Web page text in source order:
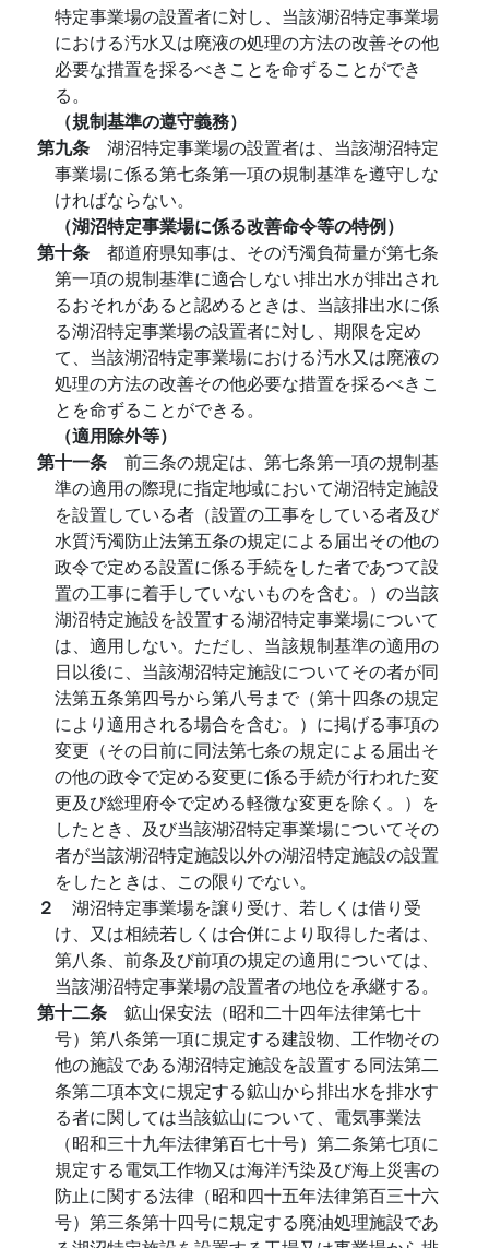
特定事業場の設置者に対し、当該湖沼特定事業場
における汚水又は廃液の処理の方法の改善その他
必要な措置を採るべきことを命ずることができ
る。
（規制基準の遵守義務）
第九条 湖沼特定事業場の設置者は、当該湖沼特定
事業場に係る第七条第一項の規制基準を遵守しな
ければならない。
（湖沼特定事業場に係る改善命令等の特例）
第十条 都道府県知事は、その汚濁負荷量が第七条
第一項の規制基準に適合しない排出水が排出され
るおそれがあると認めるときは、当該排出水に係
る湖沼特定事業場の設置者に対し、期限を定め
て、当該湖沼特定事業場における汚水又は廃液の
処理の方法の改善その他必要な措置を採るべきこ
とを命ずることができる。
（適用除外等）
第十一条 前三条の規定は、第七条第一項の規制基
準の適用の際現に指定地域において湖沼特定施設
を設置している者（設置の工事をしている者及び
水質汚濁防止法第五条の規定による届出その他の
政令で定める設置に係る手続をした者であつて設
置の工事に着手していないものを含む。）の当該
湖沼特定施設を設置する湖沼特定事業場について
は、適用しない。ただし、当該規制基準の適用の
日以後に、当該湖沼特定施設についてその者が同
法第五条第四号から第八号まで（第十四条の規定
により適用される場合を含む。）に掲げる事項の
変更（その日前に同法第七条の規定による届出そ
の他の政令で定める変更に係る手続が行われた変
更及び総理府令で定める軽微な変更を除く。）を
したとき、及び当該湖沼特定事業場についてその
者が当該湖沼特定施設以外の湖沼特定施設の設置
をしたときは、この限りでない。
２ 湖沼特定事業場を譲り受け、若しくは借り受
け、又は相続若しくは合併により取得した者は、
第八条、前条及び前項の規定の適用については、
当該湖沼特定事業場の設置者の地位を承継する。
第十二条 鉱山保安法（昭和二十四年法律第七十
号）第八条第一項に規定する建設物、工作物その
他の施設である湖沼特定施設を設置する同法第二
条第二項本文に規定する鉱山から排出水を排水す
る者に関しては当該鉱山について、電気事業法
（昭和三十九年法律第百七十号）第二条第七項に
規定する電気工作物又は海洋汚染及び海上災害の
防止に関する法律（昭和四十五年法律第百三十六
号）第三条第十四号に規定する廃油処理施設であ